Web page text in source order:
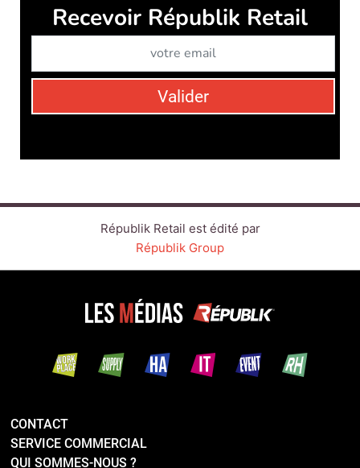
Républik Retail est édité par
SERVICE COMMERCIAL
SUIVEZ-NOUS : LINKEDINTWITTERFACEBOOK
YOUTUBE
PLAN DU SITE
MENTIONS LÉGALES